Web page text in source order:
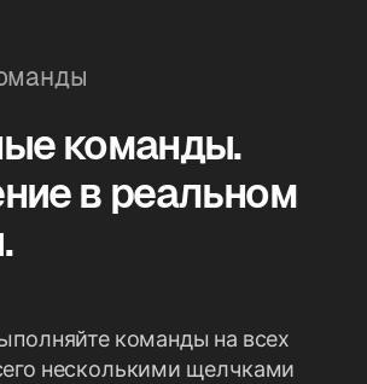
команды.
в реальном
команды на всех
несколькими щелчками